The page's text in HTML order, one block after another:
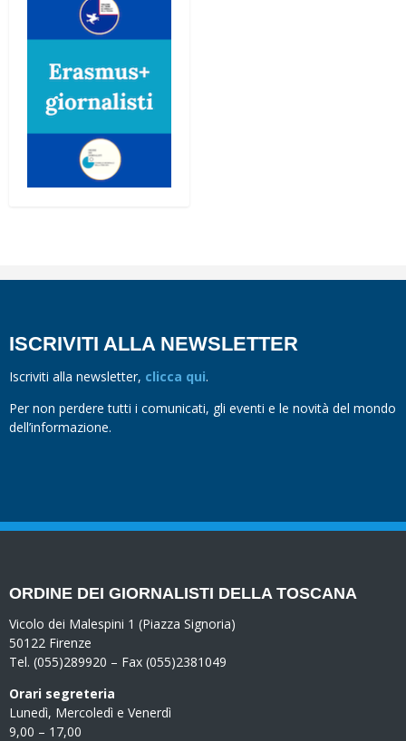
ISCRIVITI ALLA NEWSLETTER
Iscriviti alla newsletter, clicca qui.
Per non perdere tutti i comunicati, gli eventi e le novità del mondo
dell’informazione.
ORDINE DEI GIORNALISTI DELLA TOSCANA
Vicolo dei Malespini 1 (Piazza Signoria)
50122 Firenze
Tel. (055)289920 – Fax (055)2381049
Orari segreteria
Lunedì, Mercoledì e Venerdì
9,00 – 17,00